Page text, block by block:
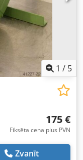
1 / 5
175 €
Fiksēta cena plus PVN
Zvanīt